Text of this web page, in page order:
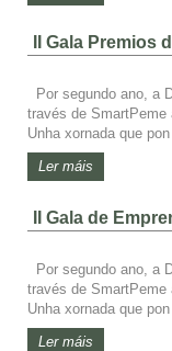
II Gala Premios
Por segundo ano, a
través de SmartPeme
Unha xornada que
Ler máis
II Gala de
Por segundo ano, a
través de SmartPeme
Unha xornada que
Ler máis